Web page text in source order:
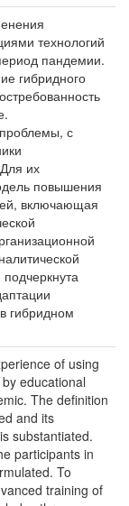
технологий
пандемии.
гибридного
с
их
повышения
включающая
гибридном
of using
educational
The definition
and its
substantiated.
participants in
To
training of